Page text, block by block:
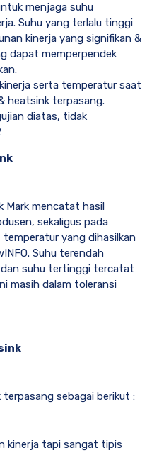
menjaga suhu
Suhu yang terlalu tinggi
kinerja yang signifikan &
dapat memperpendek
serta temperatur saat
heatsink terpasang.
diatas, tidak
Mark mencatat hasil
sekaligus pada
yang dihasilkan
Suhu terendah
suhu tertinggi tercatat
masih dalam toleransi
sebagai berikut :
kinerja tapi sangat tipis